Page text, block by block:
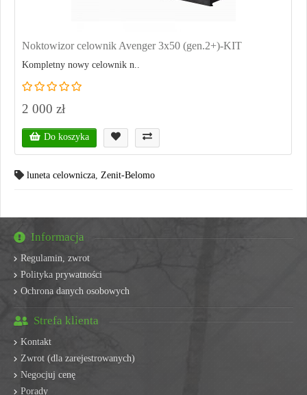
Noktowizor celownik Avenger 3x50 (gen.2+)-KIT
Kompletny nowy celownik n..
2 000 zł
Do koszyka
luneta celownicza, Zenit-Belomo
Informacja
Regulamin, zwrot
Polityka prywatności
Ochrona danych osobowych
Strefa klienta
Kontakt
Zwrot (dla zarejestrowanych)
Negocjuj cenę
Porady